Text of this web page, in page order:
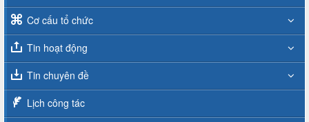
Cơ cấu tổ chức
Tin hoạt động
Tin chuyên đề
Lịch công tác